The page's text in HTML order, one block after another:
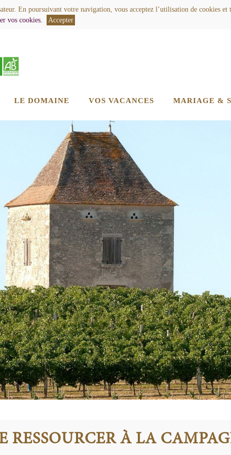
En poursuivant votre navigation, vous acceptez l’utilisation de cookies et
vos cookies.
Accepter
LE DOMAINE VOS VACANCES MARIAGE &
RESSOURCER À LA